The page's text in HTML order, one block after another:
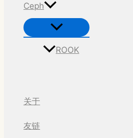
Ceph
菜
换ROOK
关于
友链